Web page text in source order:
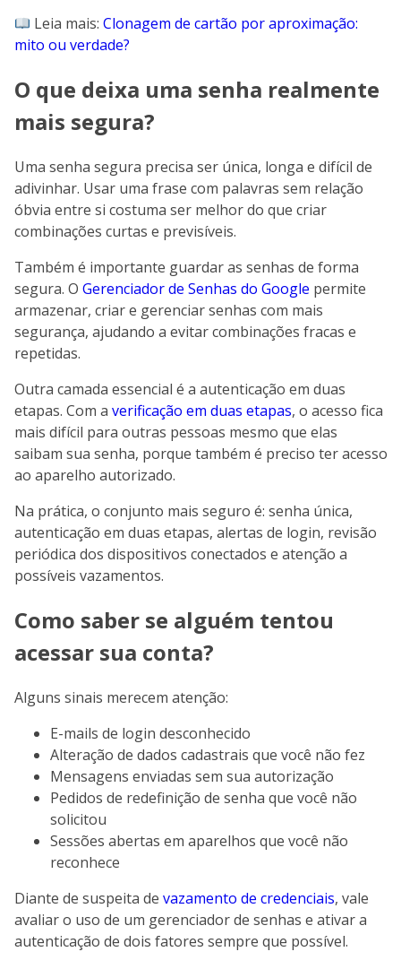
Leia mais: Clonagem de cartão por aproximação:
mito ou verdade?
O que deixa uma senha realmente
mais segura?
Uma senha segura precisa ser única, longa e difícil de
adivinhar. Usar uma frase com palavras sem relação
óbvia entre si costuma ser melhor do que criar
combinações curtas e previsíveis.
Também é importante guardar as senhas de forma
segura. O Gerenciador de Senhas do Google permite
armazenar, criar e gerenciar senhas com mais
segurança, ajudando a evitar combinações fracas e
repetidas.
Outra camada essencial é a autenticação em duas
etapas. Com a verificação em duas etapas, o acesso fica
mais difícil para outras pessoas mesmo que elas
saibam sua senha, porque também é preciso ter acesso
ao aparelho autorizado.
Na prática, o conjunto mais seguro é: senha única,
autenticação em duas etapas, alertas de login, revisão
periódica dos dispositivos conectados e atenção a
possíveis vazamentos.
Como saber se alguém tentou
acessar sua conta?
Alguns sinais merecem atenção:
E-mails de login desconhecido
Alteração de dados cadastrais que você não fez
Mensagens enviadas sem sua autorização
Pedidos de redefinição de senha que você não
solicitou
Sessões abertas em aparelhos que você não
reconhece
Diante de suspeita de vazamento de credenciais, vale
avaliar o uso de um gerenciador de senhas e ativar a
autenticação de dois fatores sempre que possível.